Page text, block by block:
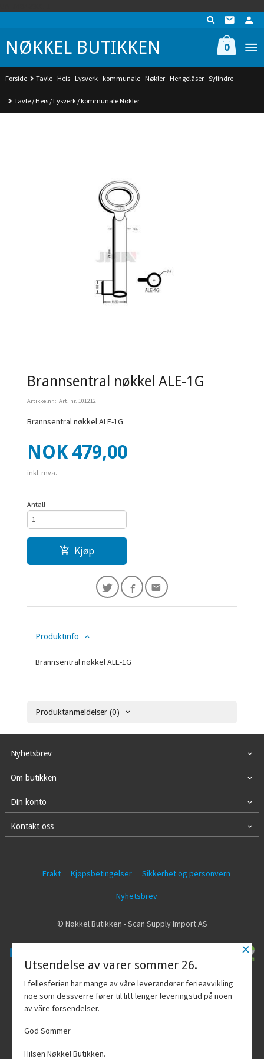
NØKKEL BUTIKKEN 0
Forside Tavle - Heis - Lysverk - kommunale - Nøkler - Hengelåser - Sylindre
Tavle / Heis / Lysverk / kommunale Nøkler
Brannsentral nøkkel ALE-1G
Artikkelnr.: Art. nr. 101212
Brannsentral nøkkel ALE-1G
Pris
NOK 479,00
inkl. mva.
Antall
Kjøp
Produktinfo
Brannsentral nøkkel ALE-1G
Produktanmeldelser (0)
Nyhetsbrev
Om butikken
Din konto
Kontakt oss
Frakt Kjøpsbetingelser Sikkerhet og personvern
Nyhetsbrev
© Nøkkel Butikken - Scan Supply Import AS
Vår nettbutikk bruker cookies slik at du
får en bedre kjøpsopplevelse og vi kan
yte deg bedre service. Vi bruker cookies
hovedsaklig til å lagre
×
Utsendelse av varer sommer 26.
I fellesferien har mange av våre leverandører ferieavvikling
noe som dessverre fører til litt lenger leveringstid på noen
av våre forsendelser.
God Sommer
Hilsen Nøkkel Butikken.